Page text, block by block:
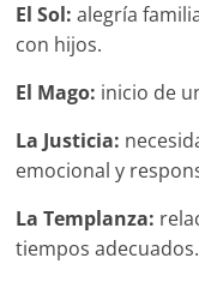
El Sol: alegría
con hijos.
El Mago: inicio de
La Justicia:
emocional y
La Templanza:
tiempos adecuados.